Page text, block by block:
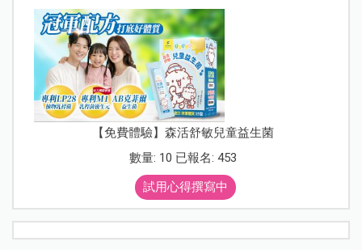
【免費體驗】森活舒敏兒童益生菌
數量: 10 已報名: 453
試用心得撰寫中